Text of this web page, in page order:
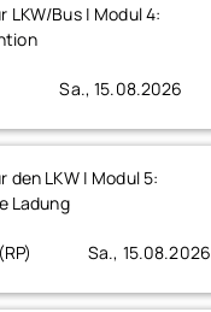
LKW/Bus | Modul 4:
Sa., 15.08.2026
den LKW | Modul 5:
Ladung
Sa., 15.08.2026